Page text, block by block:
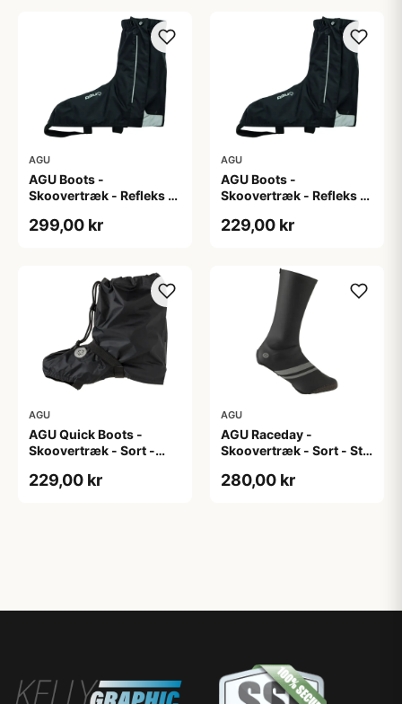
AGU
AGU Boots -
Skoovertræk - Refleks -
299,00 kr
AGU
AGU Boots -
Skoovertræk - Refleks -
229,00 kr
AGU
AGU Quick Boots -
Skoovertræk - Sort -
229,00 kr
AGU
AGU Raceday -
Skoovertræk - Sort - Str.
280,00 kr